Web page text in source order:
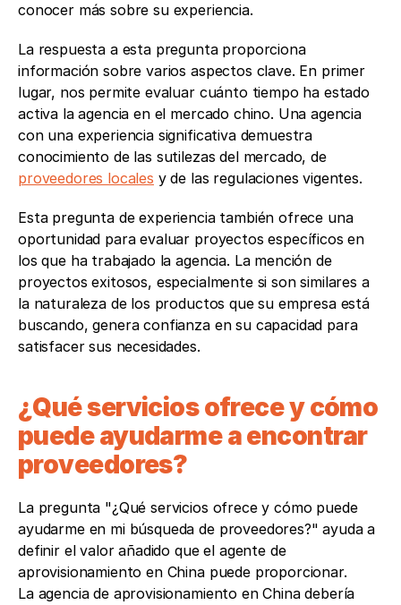
conocer más sobre su experiencia.
La respuesta a esta pregunta proporciona
información sobre varios aspectos clave. En primer
lugar, nos permite evaluar cuánto tiempo ha estado
activa la agencia en el mercado chino. Una agencia
con una experiencia significativa demuestra
conocimiento de las sutilezas del mercado, de
proveedores locales y de las regulaciones vigentes.
Esta pregunta de experiencia también ofrece una
oportunidad para evaluar proyectos específicos en
los que ha trabajado la agencia. La mención de
proyectos exitosos, especialmente si son similares a
la naturaleza de los productos que su empresa está
buscando, genera confianza en su capacidad para
satisfacer sus necesidades.
¿Qué servicios ofrece y cómo
puede ayudarme a encontrar
proveedores?
La pregunta "¿Qué servicios ofrece y cómo puede
ayudarme en mi búsqueda de proveedores?" ayuda a
definir el valor añadido que el agente de
aprovisionamiento en China puede proporcionar.
La agencia de aprovisionamiento en China debería